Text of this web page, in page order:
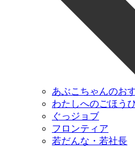
あぶこちゃんのお
わたしへのごほう
ぐっジョブ
フロンティア
若だんな・若社長